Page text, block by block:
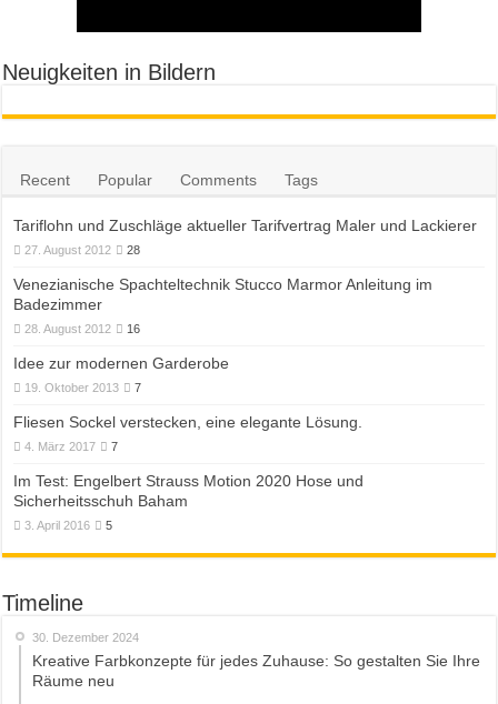
Neuigkeiten in Bildern
Recent Popular Comments Tags
Tariflohn und Zuschläge aktueller Tarifvertrag Maler und Lackierer
27. August 2012 28
Venezianische Spachteltechnik Stucco Marmor Anleitung im
Badezimmer
28. August 2012 16
Idee zur modernen Garderobe
19. Oktober 2013 7
Fliesen Sockel verstecken, eine elegante Lösung.
4. März 2017 7
Im Test: Engelbert Strauss Motion 2020 Hose und
Sicherheitsschuh Baham
3. April 2016 5
Timeline
30. Dezember 2024
Kreative Farbkonzepte für jedes Zuhause: So gestalten Sie Ihre
Räume neu